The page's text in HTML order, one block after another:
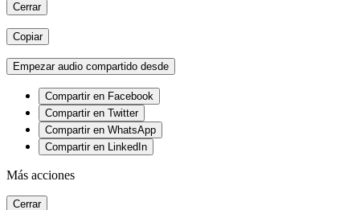
Cerrar
Copiar
Empezar audio compartido desde
Compartir en Facebook
Compartir en Twitter
Compartir en WhatsApp
Compartir en LinkedIn
Más acciones
Cerrar